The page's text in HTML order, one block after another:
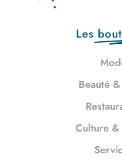
Les
Beauté
Culture